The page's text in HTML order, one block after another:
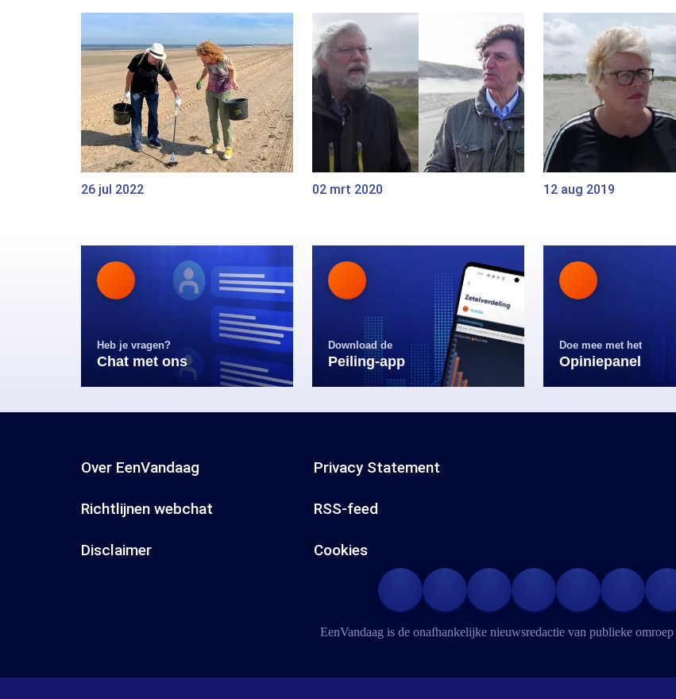
26 jul 2022 02 mrt 2020 12 aug 2019
Heb je vragen?
Chat met ons
Download de
Peiling-app
Doe mee met het
Opiniepanel
Over EenVandaag Privacy Statement
Richtlijnen webchat RSS-feed
Disclaimer Cookies
EenVandaag is de onafhankelijke nieuwsredactie van publieke omroep